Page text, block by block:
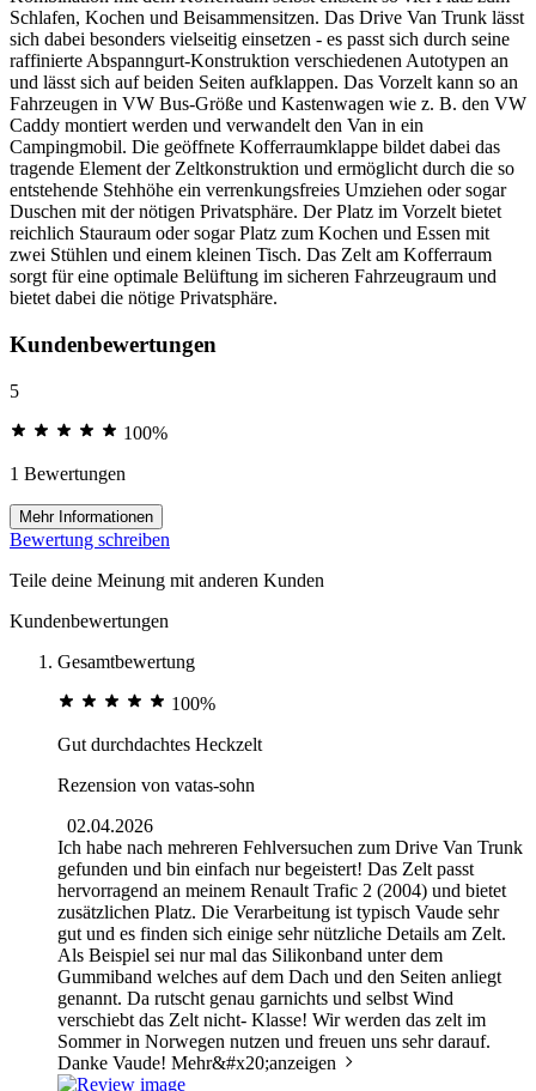
Schlafen, Kochen und Beisammensitzen. Das Drive Van Trunk lässt
sich dabei besonders vielseitig einsetzen - es passt sich durch seine
raffinierte Abspanngurt-Konstruktion verschiedenen Autotypen an
und lässt sich auf beiden Seiten aufklappen. Das Vorzelt kann so an
Fahrzeugen in VW Bus-Größe und Kastenwagen wie z. B. den VW
Caddy montiert werden und verwandelt den Van in ein
Campingmobil. Die geöffnete Kofferraumklappe bildet dabei das
tragende Element der Zeltkonstruktion und ermöglicht durch die so
entstehende Stehhöhe ein verrenkungsfreies Umziehen oder sogar
Duschen mit der nötigen Privatsphäre. Der Platz im Vorzelt bietet
reichlich Stauraum oder sogar Platz zum Kochen und Essen mit
zwei Stühlen und einem kleinen Tisch. Das Zelt am Kofferraum
sorgt für eine optimale Belüftung im sicheren Fahrzeugraum und
bietet dabei die nötige Privatsphäre.
Kundenbewertungen
5
100%
1 Bewertungen
Mehr Informationen
Bewertung schreiben
Teile deine Meinung mit anderen Kunden
Kundenbewertungen
Gesamtbewertung
100%
Gut durchdachtes Heckzelt
Rezension von vatas-sohn
02.04.2026
Ich habe nach mehreren Fehlversuchen zum Drive Van Trunk
gefunden und bin einfach nur begeistert! Das Zelt passt
hervorragend an meinem Renault Trafic 2 (2004) und bietet
zusätzlichen Platz. Die Verarbeitung ist typisch Vaude sehr
gut und es finden sich einige sehr nützliche Details am Zelt.
Als Beispiel sei nur mal das Silikonband unter dem
Gummiband welches auf dem Dach und den Seiten anliegt
genannt. Da rutscht genau garnichts und selbst Wind
verschiebt das Zelt nicht- Klasse! Wir werden das zelt im
Sommer in Norwegen nutzen und freuen uns sehr darauf.
Danke Vaude! Mehr&#x20;anzeigen